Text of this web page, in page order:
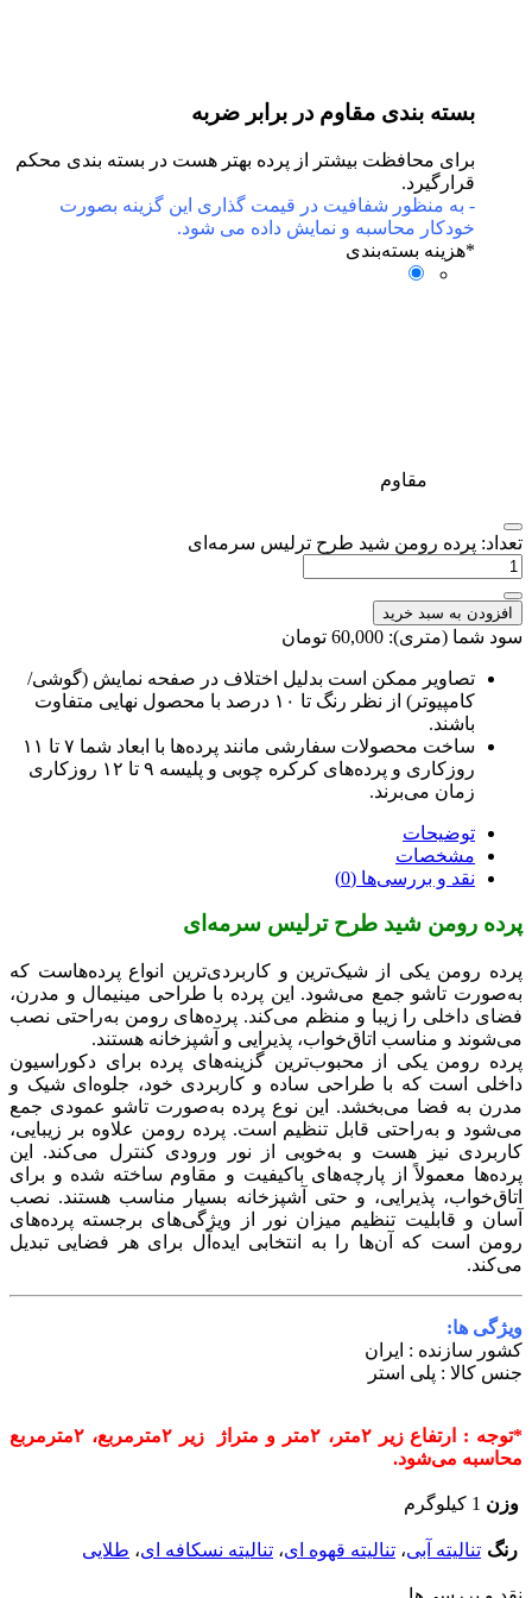
بسته بندی مقاوم در برابر ضربه
برای محافظت بیشتر از پرده بهتر هست در بسته بندی محکم
قرارگیرد.
- به منظور شفافیت در قیمت گذاری این گزینه بصورت
خودکار محاسبه و نمایش داده می شود.
*هزینه بسته‌بندی
مقاوم
تعداد: پرده رومن شید طرح ترلیس سرمه‌ای
افزودن به سبد خرید
سود شما (متری): 60,000 تومان
تصاویر ممکن است بدلیل اختلاف در صفحه نمایش (گوشی/
کامپیوتر) از نظر رنگ تا ۱۰ درصد با محصول نهایی متفاوت
باشند.
ساخت محصولات سفارشی مانند پرده‌ها با ابعاد شما ۷ تا ۱۱
روزکاری و پرده‌های کرکره چوبی و پلیسه ۹ تا ۱۲ روزکاری
زمان می‌برند.
توضیحات
مشخصات
نقد و بررسی‌ها (0)
پرده رومن شید طرح ترلیس سرمه‌ای
پرده رومن یکی از شیک‌ترین و کاربردی‌ترین انواع پرده‌هاست که
به‌صورت تاشو جمع می‌شود. این پرده با طراحی مینیمال و مدرن،
فضای داخلی را زیبا و منظم می‌کند. پرده‌های رومن به‌راحتی نصب
می‌شوند و مناسب اتاق‌خواب، پذیرایی و آشپزخانه هستند.
پرده رومن یکی از محبوب‌ترین گزینه‌های پرده برای دکوراسیون
داخلی است که با طراحی ساده و کاربردی خود، جلوه‌ای شیک و
مدرن به فضا می‌بخشد. این نوع پرده به‌صورت تاشو عمودی جمع
می‌شود و به‌راحتی قابل تنظیم است. پرده رومن علاوه بر زیبایی،
کاربردی نیز هست و به‌خوبی از نور ورودی کنترل می‌کند. این
پرده‌ها معمولاً از پارچه‌های باکیفیت و مقاوم ساخته شده و برای
اتاق‌خواب، پذیرایی، و حتی آشپزخانه بسیار مناسب هستند. نصب
آسان و قابلیت تنظیم میزان نور از ویژگی‌های برجسته پرده‌های
رومن است که آن‌ها را به انتخابی ایده‌آل برای هر فضایی تبدیل
می‌کند.
ویژگی ها:
کشور سازنده : ایران
جنس کالا : پلی استر
*توجه : ارتفاع زیر ۲متر، ۲متر و متراژ زیر ۲مترمربع، ۲مترمربع
محاسبه می‌شود.
وزن 1 کیلوگرم
رنگ تنالیته آبی، تنالیته قهوه ای، تنالیته نسکافه ای، طلایی